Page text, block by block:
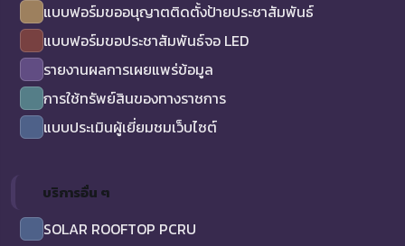
แบบฟอร์มขออนุญาตติดตั้งป้ายประชาสัมพันธ์
แบบฟอร์มขอประชาสัมพันธ์จอ LED
รายงานผลการเผยแพร่ข้อมูล
การใช้ทรัพย์สินของทางราชการ
แบบประเมินผู้เยี่ยมชมเว็บไซต์
บริการอื่น ๆ
SOLAR ROOFTOP PCRU